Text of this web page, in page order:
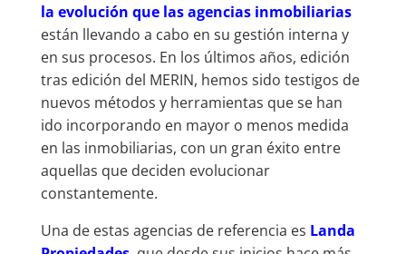
la evolución que las agencias inmobiliarias
están llevando a cabo en su gestión interna y
en sus procesos. En los últimos años, edición
tras edición del MERIN, hemos sido testigos de
nuevos métodos y herramientas que se han
ido incorporando en mayor o menos medida
en las inmobiliarias, con un gran éxito entre
aquellas que deciden evolucionar
constantemente.
Una de estas agencias de referencia es Landa